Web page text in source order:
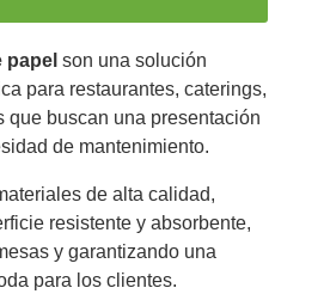
papel son una solución
para restaurantes, caterings,
que buscan una presentación
de mantenimiento.
de alta calidad,
resistente y absorbente,
y garantizando una
para los clientes.